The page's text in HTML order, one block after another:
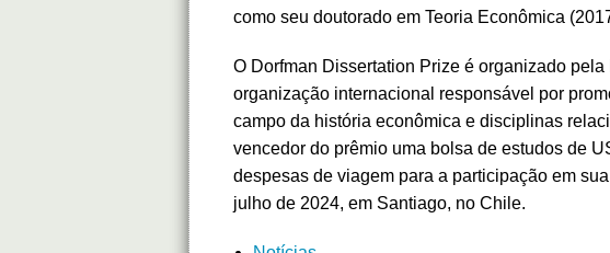
como seu doutorado em Teoria Econômica
O Dorfman Dissertation Prize é organizado
organização internacional responsável por
campo da história econômica e disciplinas
vencedor do prêmio uma bolsa de estudos de
despesas de viagem para a participação em
julho de 2024, em Santiago, no Chile.